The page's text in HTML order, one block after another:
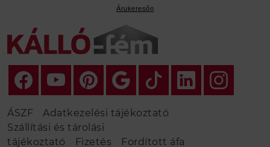
Árukeresőn
ÁSZF
Adatkezelési tájékoztató
Szállítási és tárolási
tájékoztató
Fizetés Fordított áfa